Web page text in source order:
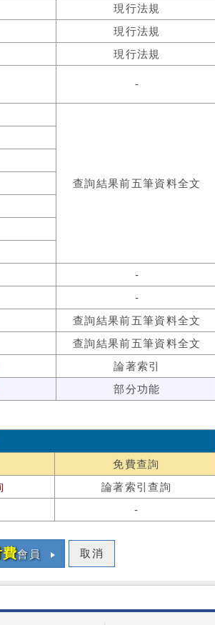
現行法規
現行法規
現行法規
-
查詢結果前五筆資料全文
-
-
查詢結果前五筆資料全文
查詢結果前五筆資料全文
論著索引
部分功能
免費查詢
論著索引查詢
-
費會員 取消